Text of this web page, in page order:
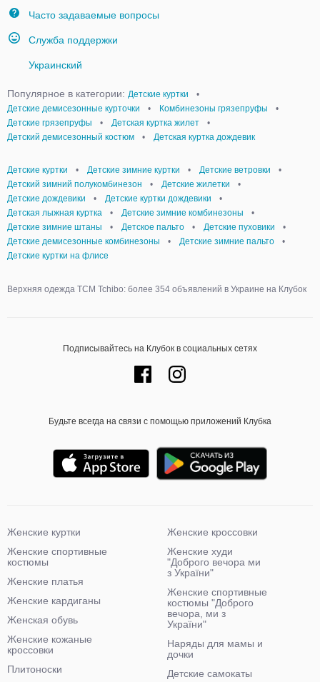
Часто задаваемые вопросы
Служба поддержки
Украинский
Популярное в категории: Детские куртки
•
Детские демисезонные курточки
• Комбинезоны грязепруфы
•
Детские грязепруфы
• Детская куртка жилет
•
Детский демисезонный костюм
• Детская куртка дождевик
Детские куртки • Детские зимние куртки • Детские ветровки
•
Детский зимний полукомбинезон
• Детские жилетки
•
Детские дождевики
• Детские куртки дождевики
•
Детская лыжная куртка
• Детские зимние комбинезоны
•
Детские зимние штаны
• Детское пальто • Детские пуховики
•
Детские демисезонные комбинезоны
• Детские зимние пальто
•
Детские куртки на флисе
Верхняя одежда TCM Tchibo: более 354 объявлений в Украине на Клубок
Подписывайтесь на Клубок в социальных сетях
Будьте всегда на связи с помощью приложений Клубка
Женские куртки
Женские спортивные
костюмы
Женские платья
Женские кардиганы
Женская обувь
Женские кожаные
кроссовки
Плитоноски
Женские кроссовки
Женские худи
"Доброго вечора ми
з України"
Женские спортивные
костюмы "Доброго
вечора, ми з
України"
Наряды для мамы и
дочки
Детские самокаты